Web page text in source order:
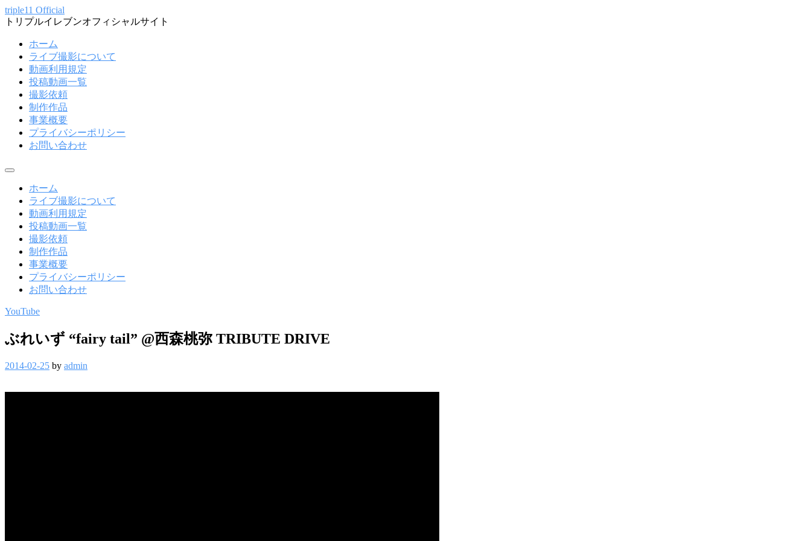
コ
ン
triple11 Official
トリプルイレブンオフィシャルサイト
ホーム
ライブ撮影について
動画利用規定
投稿動画一覧
撮影依頼
制作作品
事業概要
プライバシーポリシー
お問い合わせ
メ
ホーム
ライブ撮影について
動画利用規定
投稿動画一覧
撮影依頼
制作作品
事業概要
プライバシーポリシー
お問い合わせ
YouTube
ぶれいず “fairy tail” @西森桃弥 TRIBUTE DRIVE
2014-02-25 by admin